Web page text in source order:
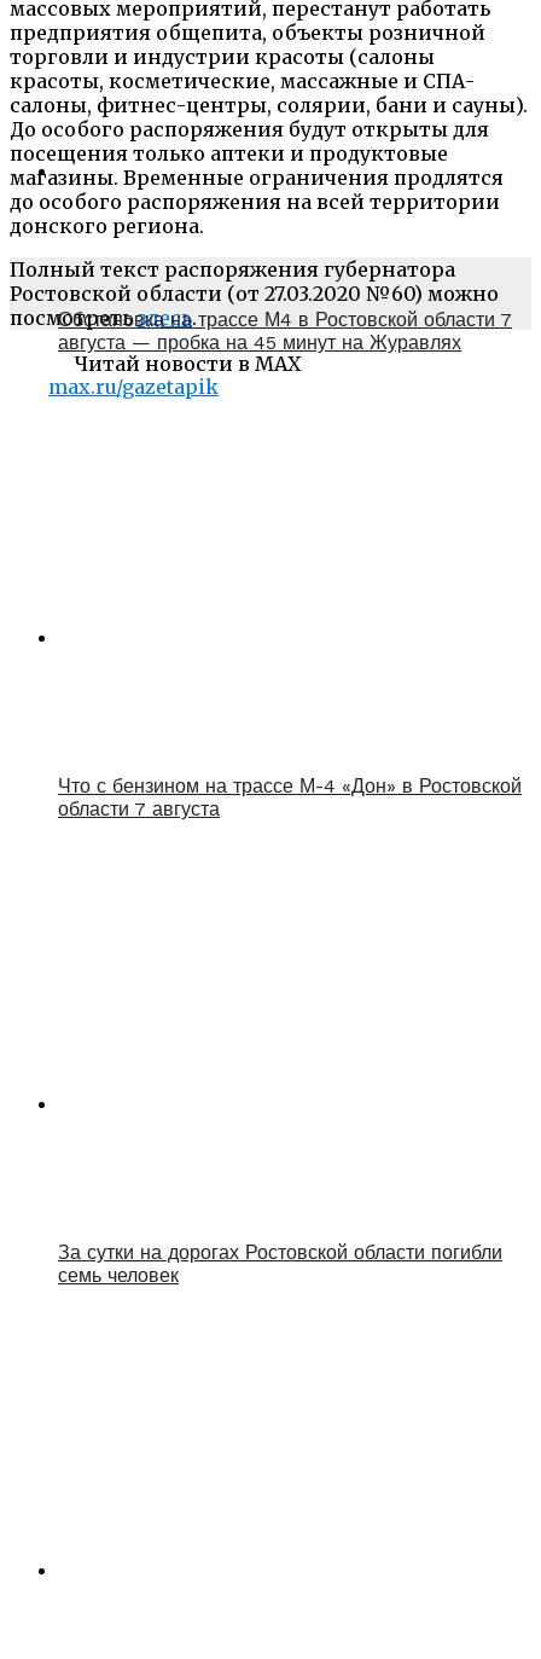
массовых мероприятий, перестанут работать
предприятия общепита, объекты розничной
торговли и индустрии красоты (салоны
красоты, косметические, массажные и СПА-
салоны, фитнес-центры, солярии, бани и сауны).
До особого распоряжения будут открыты для
посещения только аптеки и продуктовые
магазины. Временные ограничения продлятся
до особого распоряжения на всей территории
донского региона.
Полный текст распоряжения губернатора
Ростовской области (от 27.03.2020 №60) можно
посмотретьздесь.
Читай новости в MAX
max.ru/gazetapik
Обстановка на трассе М4 в Ростовской области 7
августа — пробка на 45 минут на Журавлях
Что с бензином на трассе М-4 «Дон» в Ростовской
области 7 августа
За сутки на дорогах Ростовской области погибли
семь человек